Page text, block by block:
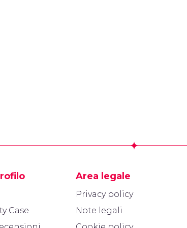
Case
Area legale
Privacy policy
Note legali